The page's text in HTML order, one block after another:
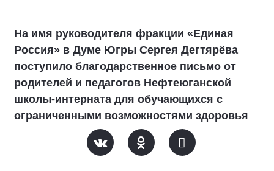
На имя руководителя фракции «Единая
Россия» в Думе Югры Сергея Дегтярёва
поступило благодарственное письмо от
родителей и педагогов Нефтеюганской
школы-интерната для обучающихся с
ограниченными возможностями здоровья